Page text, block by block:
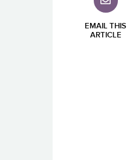
EMAIL THIS
ARTICLE